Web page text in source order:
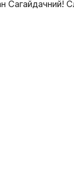
Сагайдачний!